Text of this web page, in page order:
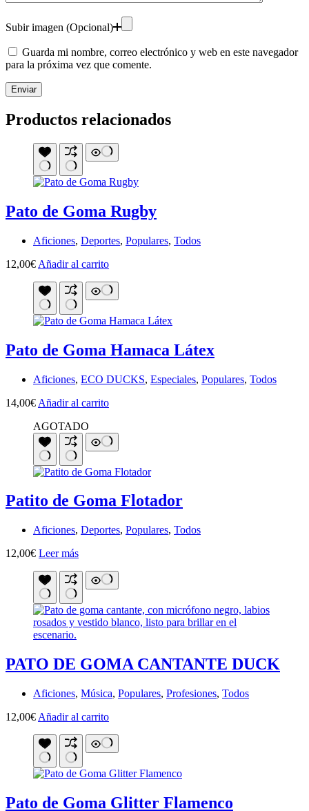
Subir imagen (Opcional)
Guarda mi nombre, correo electrónico y web en este navegador
para la próxima vez que comente.
Enviar
Productos relacionados
Pato de Goma Rugby
Aficiones, Deportes, Populares, Todos
12,00€ Añadir al carrito
Pato de Goma Hamaca Látex
Aficiones, ECO DUCKS, Especiales, Populares, Todos
14,00€ Añadir al carrito
AGOTADO
Patito de Goma Flotador
Aficiones, Deportes, Populares, Todos
12,00€ Leer más
PATO DE GOMA CANTANTE DUCK
Aficiones, Música, Populares, Profesiones, Todos
12,00€ Añadir al carrito
Pato de Goma Glitter Flamenco